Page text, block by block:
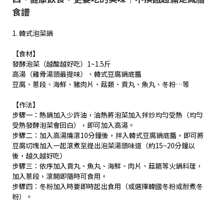
食譜
1. 韓式泡菜鍋
【食材】
發酵泡菜（越酸越好吃）1~1.5斤
高湯（雞骨湯頭最提味）、韓式豆腐鍋底醬
豆腐、蔥段、海鮮、豬肉片、菇類、貢丸、魚丸、冬粉…等
【作法】
步驟一：熱鍋加入少許油，油熱將泡菜加入拌炒均勻受熱（均勻
受熱發酵泡菜會回白），即可加入高湯。
步驟二：加入高湯燒滾10分鐘後，拌入韓式豆腐鍋底醬，即可將
豆腐切塊加入一起滾煮至提出泡菜湯頭味道（約15~20分鐘以
後，越久越好吃）
步驟三：依序加入貢丸、魚丸、海鮮、肉片、菇類等火鍋料理，
加入蔥段，滾開即隨時可食用。
步驟四：冬粉加入時要即時起出食用（或選擇韓國冬粉或耐煮冬
粉）。